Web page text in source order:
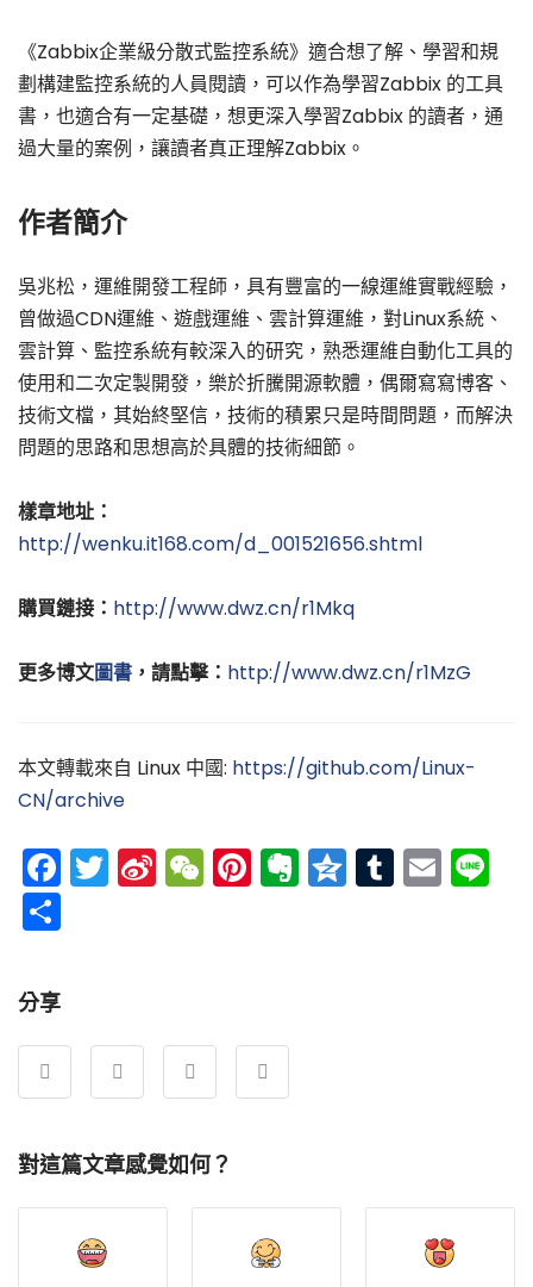
《Zabbix企業級分散式監控系統》適合想了解、學習和規
劃構建監控系統的人員閱讀，可以作為學習Zabbix 的工具
書，也適合有一定基礎，想更深入學習Zabbix 的讀者，通
過大量的案例，讓讀者真正理解Zabbix。
作者簡介
吳兆松，運維開發工程師，具有豐富的一線運維實戰經驗，
曾做過CDN運維、遊戲運維、雲計算運維，對Linux系統、
雲計算、監控系統有較深入的研究，熟悉運維自動化工具的
使用和二次定製開發，樂於折騰開源軟體，偶爾寫寫博客、
技術文檔，其始終堅信，技術的積累只是時間問題，而解決
問題的思路和思想高於具體的技術細節。
樣章地址：
http://wenku.it168.com/d_001521656.shtml
購買鏈接： http://www.dwz.cn/r1Mkq
更多博文圖書 ，請點擊： http://www.dwz.cn/r1MzG
本文轉載來自 Linux 中國: https://github.com/Linux-
CN/archive
Facebook
Twitter
Sina
Weibo
WeChat
Pinterest
Evernote
Qzone
Tumblr
分享
對這篇文章感覺如何？